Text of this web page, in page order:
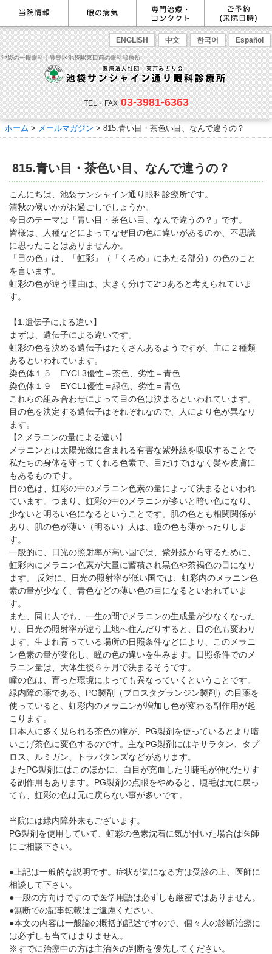
ENGLISH 中文 한국어 Español
池袋の一般眼科｜豊島区池袋駅東口前の眼科診療所
TEL・FAX 03-3981-6363
最新情報
感染症予防のための衛生環境整
備の取り組み
医師のご紹介
当院勤務医師のご紹介 ごあいさつ
院内の様子・設備
院内の様子 検査･治療･手術機器
診療のご案内・アクセス
アクセス
当院へお越しになる方へのお願
い
診察の流れ
リンク
よくある質問
診療報酬に関する院内掲示
メールマガジン
リクルート
パンフレットのダウンロード
眼の病気を調べる
病名から探す
症状から探す
目の構造から探す
主な眼科疾患
緑内障 網膜疾患
眼精疲労
ドライアイ
ものもらい
花粉症
白内障
アレルギー性結膜炎
コンタクトレンズ診
学校近視について
点眼液・眼軟膏について
眼科専門治療・特設ページ
緑内障専門治療ページ
角膜疾患専門治療ページ
ドライアイ専門治療ページ
網膜・硝子体専門治療ページ
黄斑疾患専門治療ページ
ぶどう膜炎専門治療ページ
白内障専門治療ページ
花粉症専門ページ
眼形成診療ページ
コンタクトレンズ診療
抗VEGF抗体療法
ボツリヌス療法
東口眼科医院)
コンタクトレンズ診療
コンタクトレンズの種類と特徴
しばらく眼科受診していない方
へ
初めてコンタクトレンズを使う
方へ
コンタクトレンズトラブル
WEB予約(来院日時の設定)
一般眼科診療を予約
コンタクトレンズ診療を予約
緑内障専門治療を予約
角膜専門治療を予約
ドライアイ専門治療を予約
網膜・硝子体専門治療を予約
白内障専門治療を予約
白内障手術公開講座を予約
黄斑専門治療を予約
予約をキャンセルする
ご予約
ホーム > メールマガジン > 815.青い目・茶色い目、なんで違うの？
815.青い目・茶色い目、なんで違うの？
こんにちは、池袋サンシャイン通り眼科診療所です。
清秋の候いかがお過ごしでしょうか。
今日のテーマは「青い目・茶色い目、なんで違うの？」です。
皆様は、人種などによってなぜ目の色に違いがあるのか、不思議
に思ったことはありませんか。
「目の色」は、「虹彩」（「くろめ」にあたる部分）の色のこと
を言います。
虹彩の色が違う理由は、大きく分けて2つあると考えられていま
す。
【1.遺伝子による違い】
まずは、遺伝子による違いです。
虹彩の色を決める遺伝子はたくさんあるようですが、主に２種類
あるといわれています。
染色体１５ EYCL3優性＝茶色、劣性＝青色
染色体１９ EYCL1優性＝緑色、劣性＝青色
これらの組み合わせによって目の色は決まるといわれています。
目の色を決定する遺伝子はそれぞれなので、人により色が異なり
ます。
【2.メラニンの量による違い】
メラニンとは太陽光線に含まれる有害な紫外線を吸収することで
私たちの身体を守ってくれる色素で、目だけではなく髪や皮膚に
もあるものです。
目の色は、虹彩の中のメラニン色素の量によって決まるといわれ
ています。つまり、虹彩の中のメラニンが多いと暗い色になり、
少ないと明るい色になるということです。肌の色とも相関関係が
あり、肌の色が薄い（明るい）人は、瞳の色も薄かったりしま
す。
一般的に、日光の照射率が高い国では、紫外線から守るために、
虹彩内にメラニン色素が大量に蓄積され黒色や茶褐色の目になり
ます。 反対に、日光の照射率が低い国では、虹彩内のメラニン色
素の量が少なく、青色などの薄い色の目になるといわれていま
す。
また、同じ人でも、一生の間でメラニンの生成量が少なくなった
り、日光の照射率が違う土地へ住んだりすると、目の色も変わり
ます。生まれ育っている場所の日照条件などにより、このメラニ
ン色素の量が変化し、瞳の色の違いを生みます。日照条件でのメ
ラニン量は、大体生後６ヶ月で決まるそうです。
瞳の色は、育った環境によっても異なっていくということです。
緑内障の薬である、PG製剤（プロスタグランジン製剤）の目薬を
使っていると、虹彩内のメラニンが増加し色が変わる副作用が起
こります。
日本人に多く見られる茶色の瞳が、PG製剤を使っているとより暗
いこげ茶色に変色するのです。主なPG製剤にはキサラタン、タプ
ロス、ルミガン、トラバタンズなどがあります。
またPG製剤にはこのほかに、白目が充血したり睫毛が伸びたりす
る副作用もあります。PG製剤の点眼をやめると、睫毛は元に戻っ
ても、虹彩の色は元に戻らない事が多いです。
当院には緑内障外来もございます。
PG製剤を使用していて、虹彩の色素沈着に気が付いた場合は医師
にご相談下さい。
●上記は一般的な説明です。症状が気になる方は受診の上、医師に
相談して下さい。
●一般の方向けですので医学用語は必ずしも厳密ではありません。
●無断での記事転載はご遠慮ください。
●本文の内容は一般論の概括的記述ですので、個々人の診断治療に
は必ずしも当てはまりません。
※すでに治療中の方は主治医の判断を優先してください。